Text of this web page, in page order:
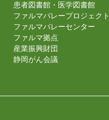
患者図書館・医学図書館
ファルマバレープロジェクト
ファルマバレーセンター
ファルマ拠点
産業振興財団
静岡がん会議